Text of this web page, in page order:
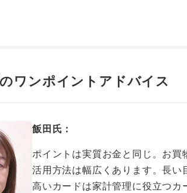
ワンポイントアドバイス
飯田氏：
ポイントは実質お金と同じ。お買
活用方法は幅広くあります。長
高いカードは家計管理に役立つカ